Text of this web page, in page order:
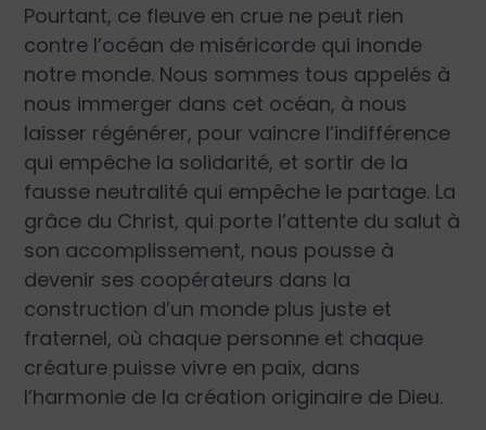
Pourtant, ce fleuve en crue ne peut rien
contre l’océan de miséricorde qui inonde
notre monde. Nous sommes tous appelés à
nous immerger dans cet océan, à nous
laisser régénérer, pour vaincre l’indifférence
qui empêche la solidarité, et sortir de la
fausse neutralité qui empêche le partage. La
grâce du Christ, qui porte l’attente du salut à
son accomplissement, nous pousse à
devenir ses coopérateurs dans la
construction d’un monde plus juste et
fraternel, où chaque personne et chaque
créature puisse vivre en paix, dans
l’harmonie de la création originaire de Dieu.